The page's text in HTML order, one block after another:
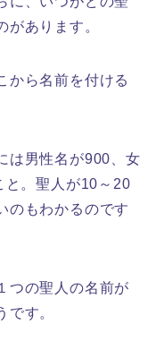
があります。
から名前を付ける
は男性名が900、女
と。聖人が10～20
のもわかるのです
の聖人の名前が
です。